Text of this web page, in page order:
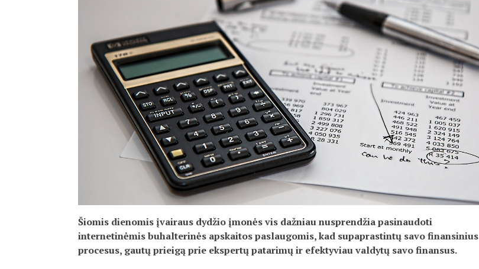
Šiomis dienomis įvairaus dydžio įmonės vis dažniau nusprendžia pasinaudoti
internetinėmis buhalterinės apskaitos paslaugomis, kad supaprastintų savo finansinius
procesus, gautų prieigą prie ekspertų patarimų ir efektyviau valdytų savo finansus.